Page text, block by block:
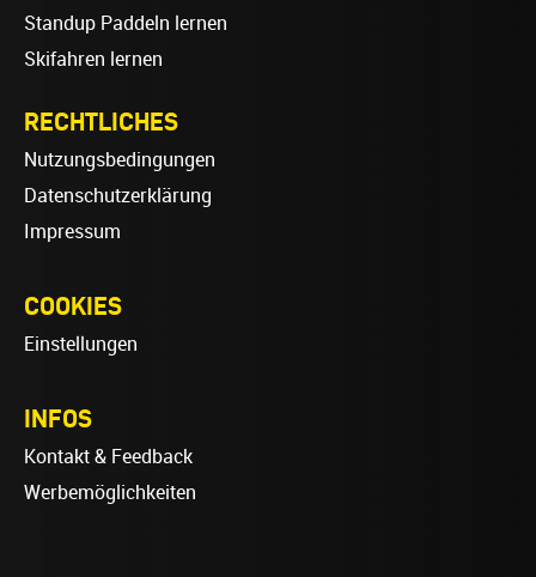
Standup Paddeln lernen
Skifahren lernen
RECHTLICHES
Nutzungsbedingungen
Datenschutzerklärung
Impressum
COOKIES
Einstellungen
INFOS
Kontakt & Feedback
Werbemöglichkeiten